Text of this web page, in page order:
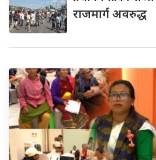
राजमार्ग अवरुद्ध